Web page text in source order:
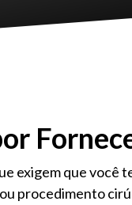
exigem que você
procedimento